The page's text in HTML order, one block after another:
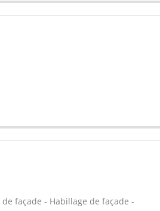
façade - Habillage de façade -